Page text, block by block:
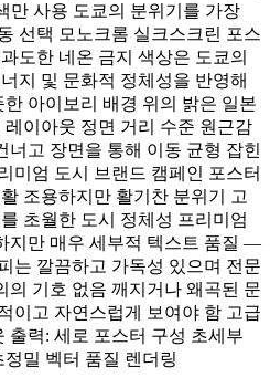
만 사용 도쿄의 분위기를 가장
선택 모노크롬 실크스크린 포스
도한 네온 금지 색상은 도쿄의
지 및 문화적 정체성을 반영해
아이보리 배경 위의 밝은 일본
이아웃 정면 거리 수준 원근감
너고 장면을 통해 이동 균형 잡힌
미엄 도시 브랜드 캠페인 포스터
조용하지만 활기찬 분위기 고
초월한 도시 정체성 프리미엄
지만 매우 세부적 텍스트 품질 —
는 깔끔하고 가독성 있으며 전문
의 기호 없음 깨지거나 왜곡된 문
이고 자연스럽게 보여야 함 고급
출력: 세로 포스터 구성 초세부
밀 벡터 품질 렌더링